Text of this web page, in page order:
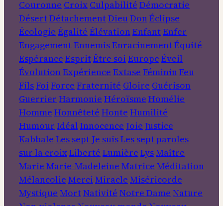
Couronne Croix Culpabilité Démocratie
DésertDétachementDieuDonÉclipse
Écologie Égalité ÉlévationEnfantEnfer
EngagementEnnemisEnracinementÉquité
Espérance EspritÊtre soi Europe Éveil
ÉvolutionExpérience Extase FémininFeu
FilsFoi Force Fraternité Gloire Guérison
Guerrier Harmonie Héroïsme Homélie
Homme Honnêteté Honte Humilité
Humour Idéal Innocence Joie Justice
Kabbale Les sept Je suisLes sept paroles
sur la croixLiberté Lumière LysMaître
Marie Marie-Madeleine Matrice Méditation
Mélancolie Merci Miracle Miséricorde
Mystique MortNativité Notre Dame Nature